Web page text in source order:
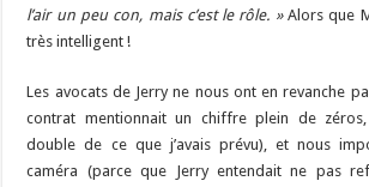
l’air un peu con, mais c’est le rôle. »Alors que
très intelligent !
Les avocats de Jerry ne nous ont en revanche
contrat mentionnait un chiffre plein de
double de ce que j’avais prévu), et nous
caméra (parce que Jerry entendait ne pas